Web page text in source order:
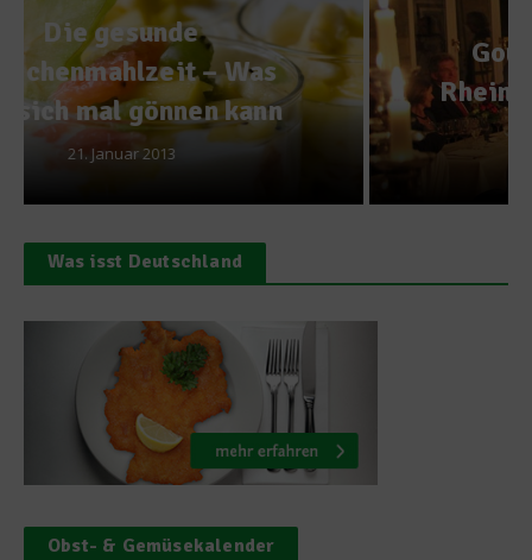
Sterneköche im
Gourmethimmel – Das
Rheingau Gourmet Festival
2013
Was isst Deutschland
Obst- & Gemüsekalender